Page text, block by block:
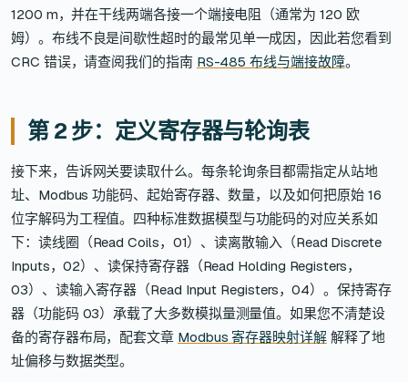
1200 m，并在干线两端各接一个端接电阻（通常为 120 欧
姆）。布线不良是间歇性超时的最常见单一成因，因此若您看到
CRC 错误，请查阅我们的指南 RS-485 布线与端接故障。
第 2 步：定义寄存器与轮询表
接下来，告诉网关要读取什么。每条轮询条目都需指定从站地
址、Modbus 功能码、起始寄存器、数量，以及如何把原始 16
位字解码为工程值。四种标准数据模型与功能码的对应关系如
下：读线圈（Read Coils，01）、读离散输入（Read Discrete
Inputs，02）、读保持寄存器（Read Holding Registers，
03）、读输入寄存器（Read Input Registers，04）。保持寄存
器（功能码 03）承载了大多数模拟量测量值。如果您不清楚设
备的寄存器布局，配套文章 Modbus 寄存器映射详解解释了地
址偏移与数据类型。